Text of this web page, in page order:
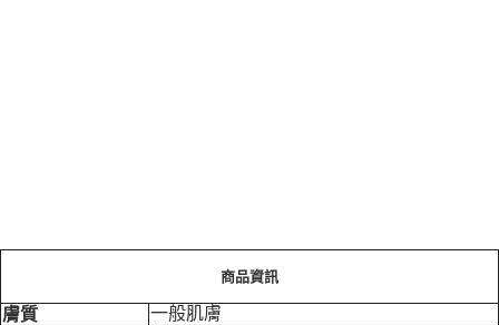
商品資訊
膚質
一般肌膚